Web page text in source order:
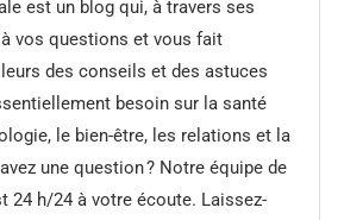
est un blog qui, à travers ses
vos questions et vous fait
des conseils et des astuces
besoin sur la santé
le bien-être, les relations et la
une question ? Notre équipe de
24 h/24 à votre écoute. Laissez-